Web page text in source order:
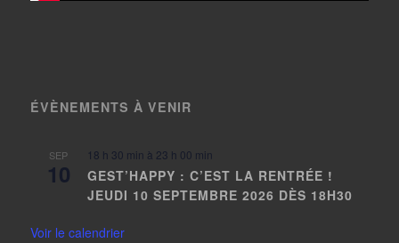
ÉVÈNEMENTS À VENIR
SEP
10
18 h 30 min à 23 h 00 min
GEST’HAPPY : C’EST LA RENTRÉE !
JEUDI 10 SEPTEMBRE 2026 DÈS 18H30
Voir le calendrier